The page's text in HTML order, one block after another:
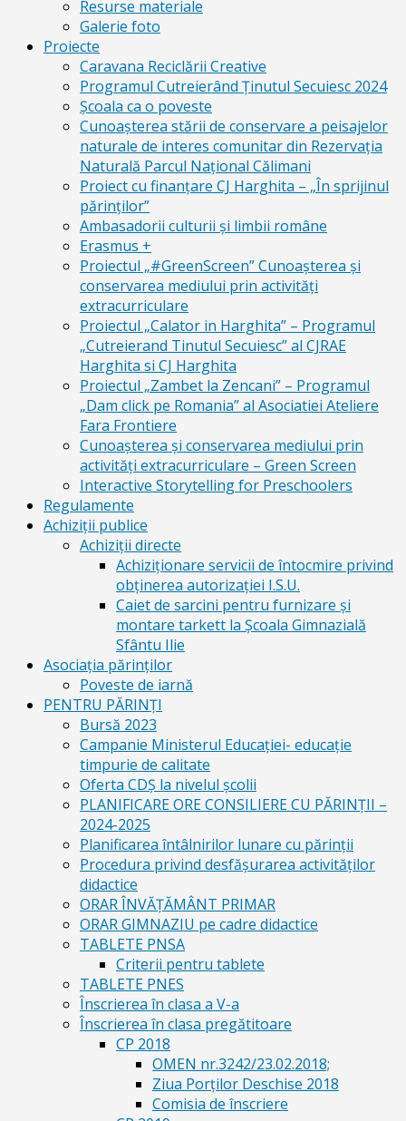
Resurse materiale
Galerie foto
Proiecte
Caravana Reciclării Creative
Programul Cutreierând Ținutul Secuiesc 2024
Școala ca o poveste
Cunoaşterea stării de conservare a peisajelor
naturale de interes comunitar din Rezervaţia
Naturală Parcul Naţional Călimani
Proiect cu finanţare CJ Harghita – „În sprijinul
părinţilor”
Ambasadorii culturii și limbii române
Erasmus +
Proiectul „#GreenScreen” Cunoașterea şi
conservarea mediului prin activităţi
extracurriculare
Proiectul „Calator in Harghita” – Programul
„Cutreierand Tinutul Secuiesc” al CJRAE
Harghita si CJ Harghita
Proiectul „Zambet la Zencani” – Programul
„Dam click pe Romania” al Asociatiei Ateliere
Fara Frontiere
Cunoașterea și conservarea mediului prin
activități extracurriculare – Green Screen
Interactive Storytelling for Preschoolers
Regulamente
Achiziții publice
Achiziții directe
Achiziționare servicii de întocmire privind
obținerea autorizației I.S.U.
Caiet de sarcini pentru furnizare și
montare tarkett la Școala Gimnazială
Sfântu Ilie
Asociația părinților
Poveste de iarnă
PENTRU PĂRINȚI
Bursă 2023
Campanie Ministerul Educației- educație
timpurie de calitate
Oferta CDŞ la nivelul şcolii
PLANIFICARE ORE CONSILIERE CU PĂRINȚII –
2024-2025
Planificarea întâlnirilor lunare cu părinții
Procedura privind desfășurarea activităților
didactice
ORAR ÎNVĂȚĂMÂNT PRIMAR
ORAR GIMNAZIU pe cadre didactice
TABLETE PNSA
Criterii pentru tablete
TABLETE PNES
Înscrierea în clasa a V-a
Înscrierea în clasa pregătitoare
CP 2018
OMEN nr.3242/23.02.2018;
Ziua Porților Deschise 2018
Comisia de înscriere